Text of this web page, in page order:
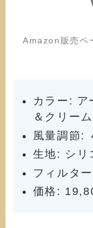
Amazon販売ペ
カラー: ア
＆クリー
風量調節:
生地: シリ
フィルタ
価格: